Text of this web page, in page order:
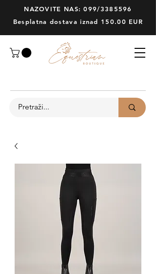
NAZOVITE NAS: 099/3385596
Besplatna dostava iznad 150.00 EUR